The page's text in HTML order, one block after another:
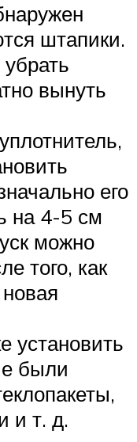
штапики.
вынуть
его
на 4-5 см
можно
того, как
установить
были
и т. д.